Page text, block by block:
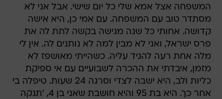
המשפחה אצל אמא שלי כל יום שישי. אבל אני לא
מסתדר טוב עם המשפחה. עם אמי כן, היא אישה
קדושה. אחותי כל שנה מגישה בקשה לתת לה את
פרס ישראל, ואני לא מבין למה לא נותנים לה. אין לי
מלה אחת רעה להגיד עליה. כשהייתי מאושפז לא
מזמן, איבדתי את ההכרה לשבועיים עם אי ספיקת
כליות ולב, היא ישבה לצדי וסרגה 24 שעות. טיפלה בי
אחר כך. היא בת 95 והיא חושבת שאני בן 4, 'תנקה